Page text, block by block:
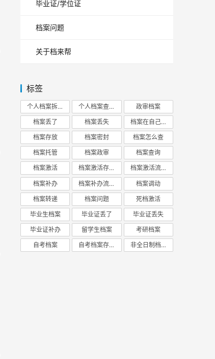
毕业证/学位证
档案问题
关于档来帮
标签
个人档案拆开 个人档案查询 政审档案
档案丢了 档案丢失 档案在自己手里
档案存放 档案密封 档案怎么查
档案托管 档案政审 档案查询
档案激活 档案激活存放 档案激活流程
档案补办 档案补办流程 档案调动
档案转递 档案问题 死档激活
毕业生档案 毕业证丢了 毕业证丢失
毕业证补办 留学生档案 考研档案
自考档案 自考档案存放 非全日制档案